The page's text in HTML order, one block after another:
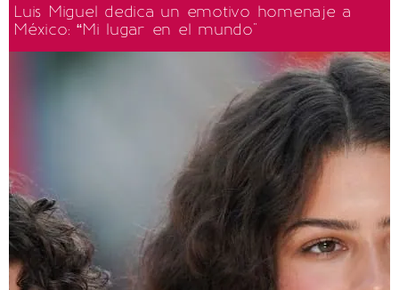
Luis Miguel dedica un emotivo homenaje a
México: “Mi lugar en el mundo"